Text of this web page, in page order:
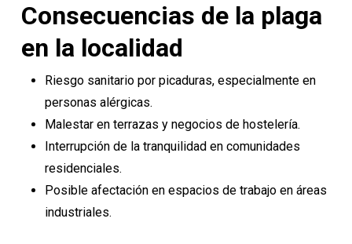
Consecuencias de la plaga
en la localidad
Riesgo sanitario por picaduras, especialmente en
personas alérgicas.
Malestar en terrazas y negocios de hostelería.
Interrupción de la tranquilidad en comunidades
residenciales.
Posible afectación en espacios de trabajo en áreas
industriales.